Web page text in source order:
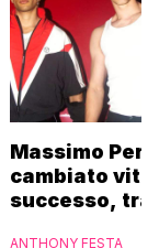
Massimo
cambiato vita
successo, tra
ANTHONY FESTA